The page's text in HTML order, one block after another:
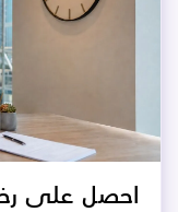
احصل على